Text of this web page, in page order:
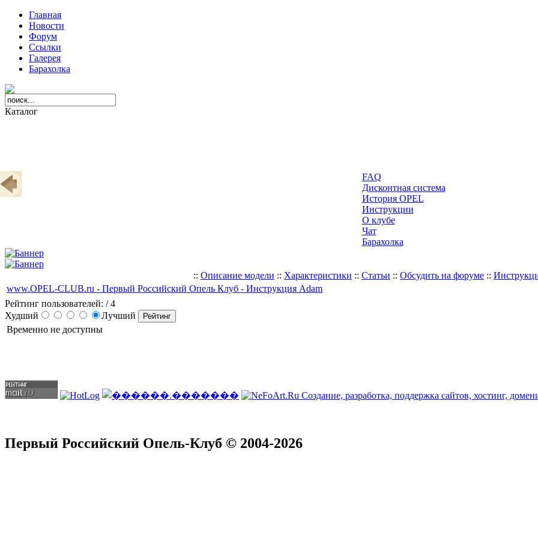
Главная
Новости
Форум
Ссылки
Галерея
Барахолка
Каталог
FAQ
Дисконтная система
История OPEL
Инструкции
О клубе
Чат
Барахолка
:: Описание модели :: Характеристики :: Статьи :: Обсудить на форуме ::
www.OPEL-CLUB.ru - Первый Российский Опель Клуб - Инструкция Adam
Рейтинг пользователей: / 4
Худший
Лучший
Временно не доступны
Первый Российский Опель-Клуб © 2004-2026